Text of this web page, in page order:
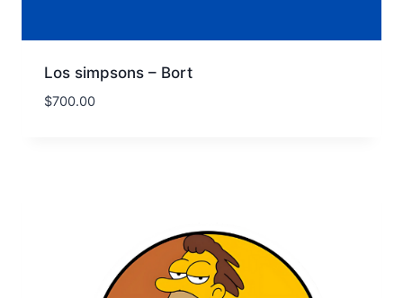
Los simpsons – Bort
$700.00